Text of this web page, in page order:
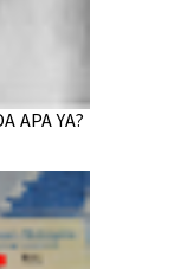
APA YA?